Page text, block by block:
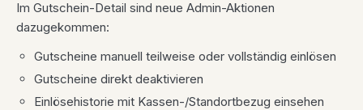
Im Gutschein-Detail sind neue Admin-Aktionen
dazugekommen:
Gutscheine manuell teilweise oder vollständig einlösen
Gutscheine direkt deaktivieren
Einlösehistorie mit Kassen-/Standortbezug einsehen